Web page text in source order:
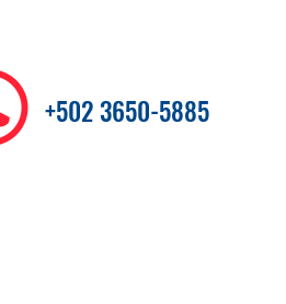
+502 3650-5885